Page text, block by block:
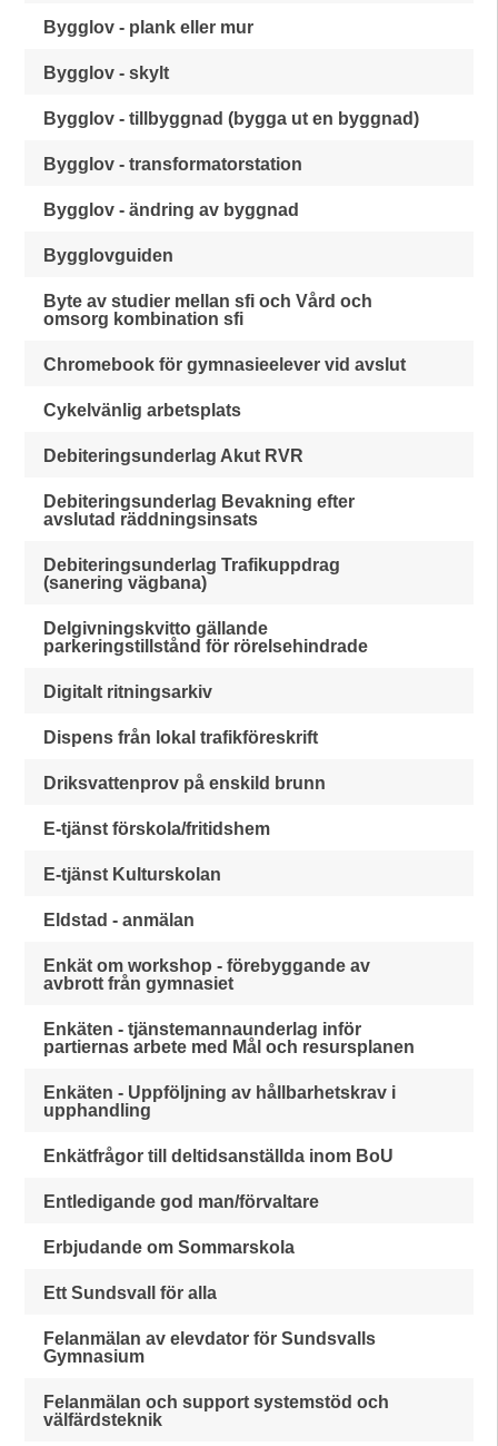
Bygglov - plank eller mur
Bygglov - skylt
Bygglov - tillbyggnad (bygga ut en byggnad)
Bygglov - transformatorstation
Bygglov - ändring av byggnad
Bygglovguiden
Byte av studier mellan sfi och Vård och
omsorg kombination sfi
Chromebook för gymnasieelever vid avslut
Cykelvänlig arbetsplats
Debiteringsunderlag Akut RVR
Debiteringsunderlag Bevakning efter
avslutad räddningsinsats
Debiteringsunderlag Trafikuppdrag
(sanering vägbana)
Delgivningskvitto gällande
parkeringstillstånd för rörelsehindrade
Digitalt ritningsarkiv
Dispens från lokal trafikföreskrift
Driksvattenprov på enskild brunn
E-tjänst förskola/fritidshem
E-tjänst Kulturskolan
Eldstad - anmälan
Enkät om workshop - förebyggande av
avbrott från gymnasiet
Enkäten - tjänstemannaunderlag inför
partiernas arbete med Mål och resursplanen
Enkäten - Uppföljning av hållbarhetskrav i
upphandling
Enkätfrågor till deltidsanställda inom BoU
Entledigande god man/förvaltare
Erbjudande om Sommarskola
Ett Sundsvall för alla
Felanmälan av elevdator för Sundsvalls
Gymnasium
Felanmälan och support systemstöd och
välfärdsteknik